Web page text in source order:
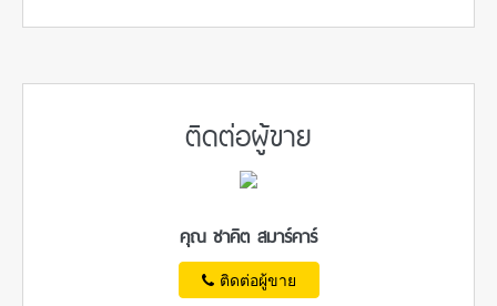
ติดต่อผู้ขาย
คุณ ชาคิต สมาร์คาร์
ติดต่อผู้ขาย